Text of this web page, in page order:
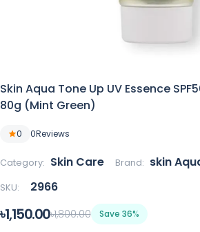
Skin Aqua Tone Up UV Essence
80g (Mint Green)
0 0Reviews
Category: Skin Care Brand: skin
SKU: 2966
৳1,150.00৳1,800.00 Save 36%